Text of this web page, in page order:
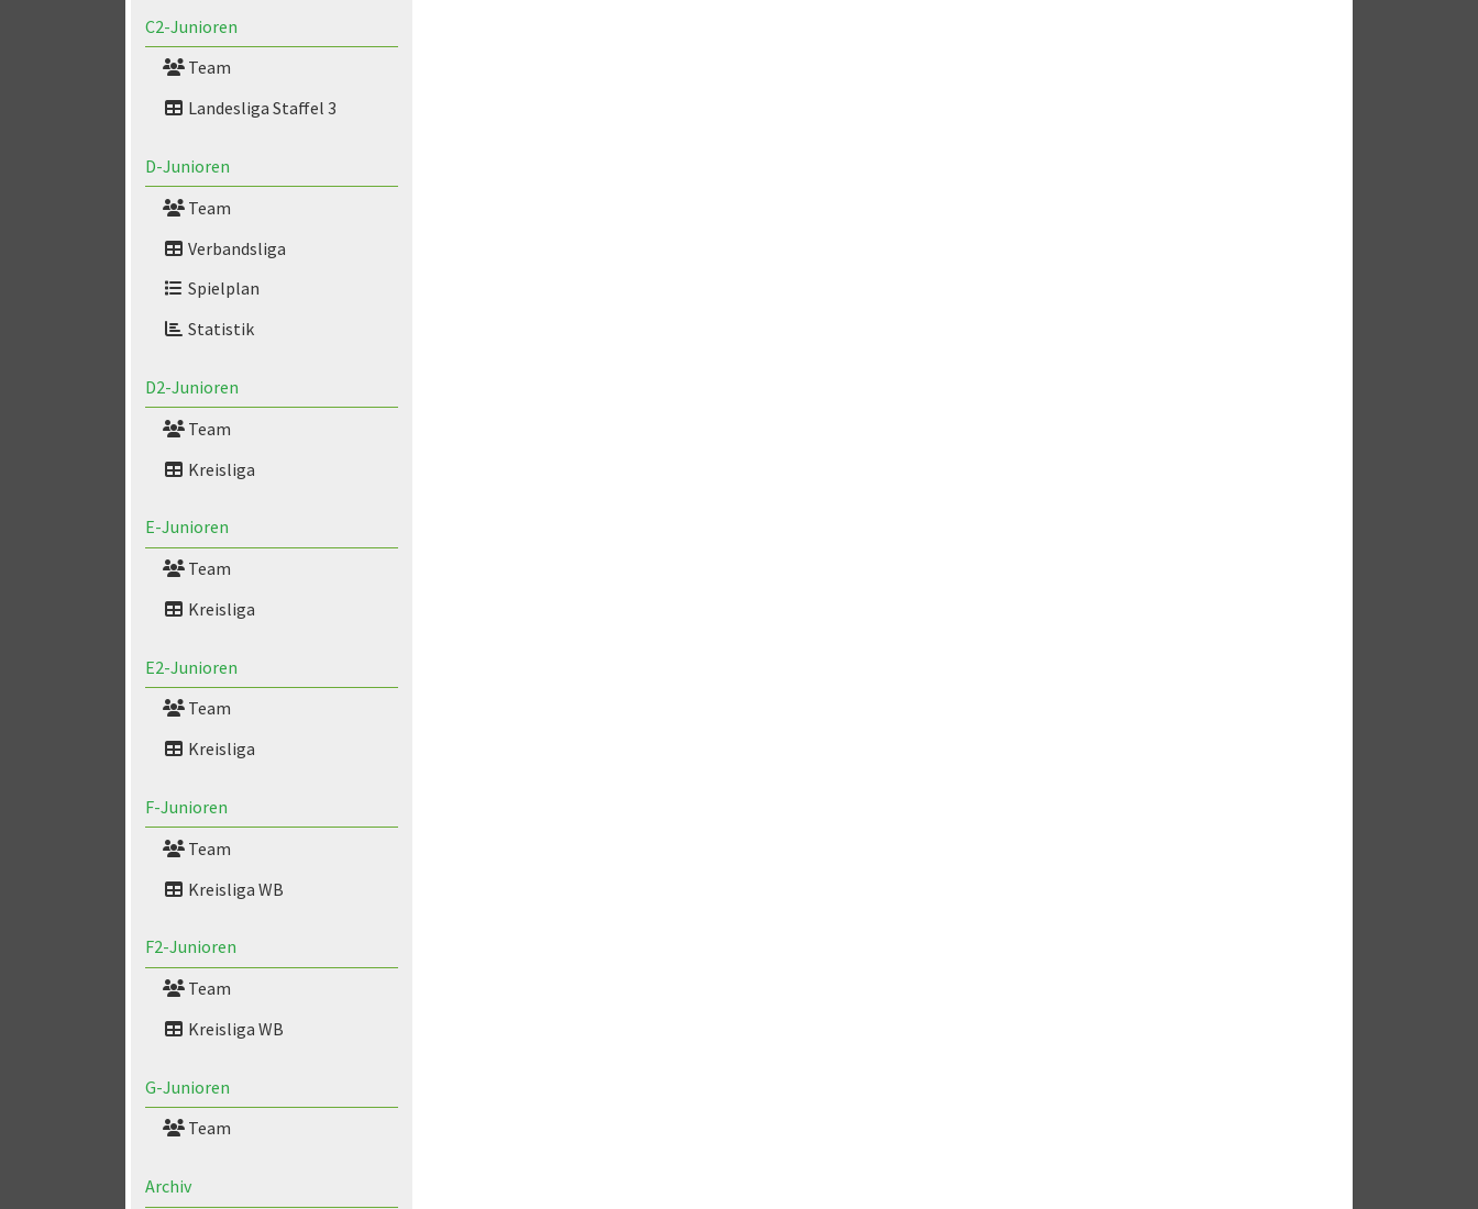
C2-Junioren
Team
Landesliga Staffel 3
D-Junioren
Team
Verbandsliga
Spielplan
Statistik
D2-Junioren
Team
Kreisliga
E-Junioren
Team
Kreisliga
E2-Junioren
Team
Kreisliga
F-Junioren
Team
Kreisliga WB
F2-Junioren
Team
Kreisliga WB
G-Junioren
Team
Archiv